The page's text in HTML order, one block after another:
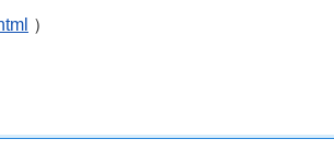
）